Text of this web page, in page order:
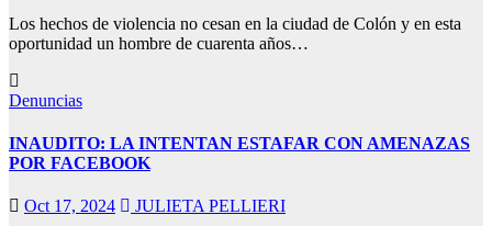
Los hechos de violencia no cesan en la ciudad de Colón y en esta
oportunidad un hombre de cuarenta años…
Denuncias
INAUDITO: LA INTENTAN ESTAFAR CON AMENAZAS
POR FACEBOOK
Oct 17, 2024 JULIETA PELLIERI